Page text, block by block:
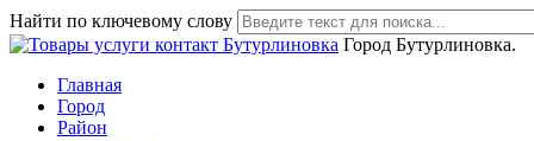
Найти по ключевому слову
Город Бутурлиновка.
Главная
Город
Район